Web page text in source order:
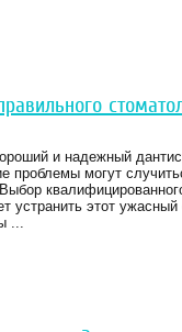
и надежный
проблемы могут
устранить этот
...